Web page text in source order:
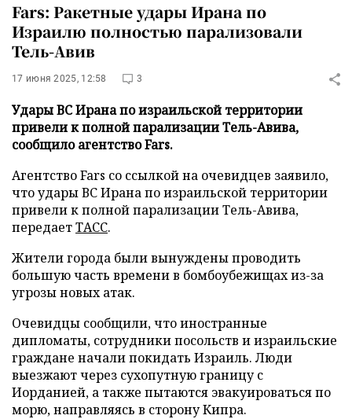
Fars: Ракетные удары Ирана по
Израилю полностью парализовали
Тель-Авив
17 июня 2025, 12:58 3
Удары ВС Ирана по израильской территории
привели к полной парализации Тель-Авива,
сообщило агентство Fars.
Агентство Fars со ссылкой на очевидцев заявило,
что удары ВС Ирана по израильской территории
привели к полной парализации Тель-Авива,
передаетТАСС.
Жители города были вынуждены проводить
большую часть времени в бомбоубежищах из-за
угрозы новых атак.
Очевидцы сообщили, что иностранные
дипломаты, сотрудники посольств и израильские
граждане начали покидать Израиль. Люди
выезжают через сухопутную границу с
Иорданией, а также пытаются эвакуироваться по
морю, направляясь в сторону Кипра.